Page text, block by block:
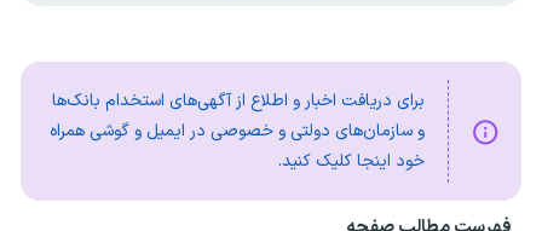
برای دریافت اخبار و اطلاع از آگهی‌های استخدام بانک‌ها
و سازمان‌های دولتی و خصوصی در ایمیل و گوشی همراه
خود اینجا کلیک کنید.